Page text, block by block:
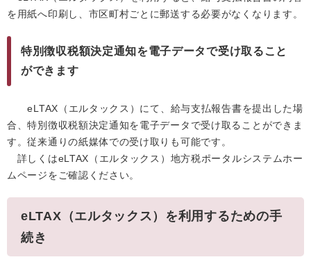
を用紙へ印刷し、市区町村ごとに郵送する必要がなくなります。
特別徴収税額決定通知を電子データで受け取ること
ができます
eLTAX（エルタックス）にて、給与支払報告書を提出した場
合、特別徴収税額決定通知を電子データで受け取ることができま
す。従来通りの紙媒体での受け取りも可能です。
詳しくはeLTAX（エルタックス）地方税ポータルシステムホー
ムページをご確認ください。
eLTAX（エルタックス）を利用するための手
続き